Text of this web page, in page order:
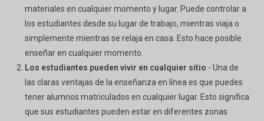
materiales en cualquier momento y lugar. Puede controlar a
los estudiantes desde su lugar de trabajo, mientras viaja o
simplemente mientras se relaja en casa. Esto hace posible
enseñar en cualquier momento.
Los estudiantes pueden vivir en cualquier sitio - Una de
las claras ventajas de la enseñanza en línea es que puedes
tener alumnos matriculados en cualquier lugar. Esto significa
que sus estudiantes pueden estar en diferentes zonas